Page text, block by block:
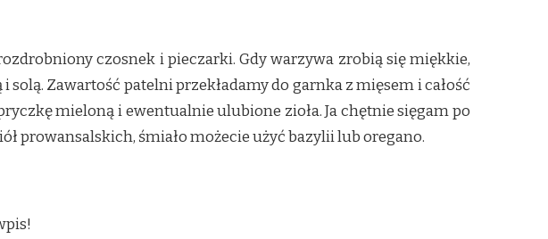
czosnek i pieczarki. Gdy warzywa zrobią się miękkie,
Zawartość patelni przekładamy do garnka z mięsem i całość
mieloną i ewentualnie ulubione zioła. Ja chętnie sięgam po
prowansalskich, śmiało możecie użyć bazylii lub oregano.